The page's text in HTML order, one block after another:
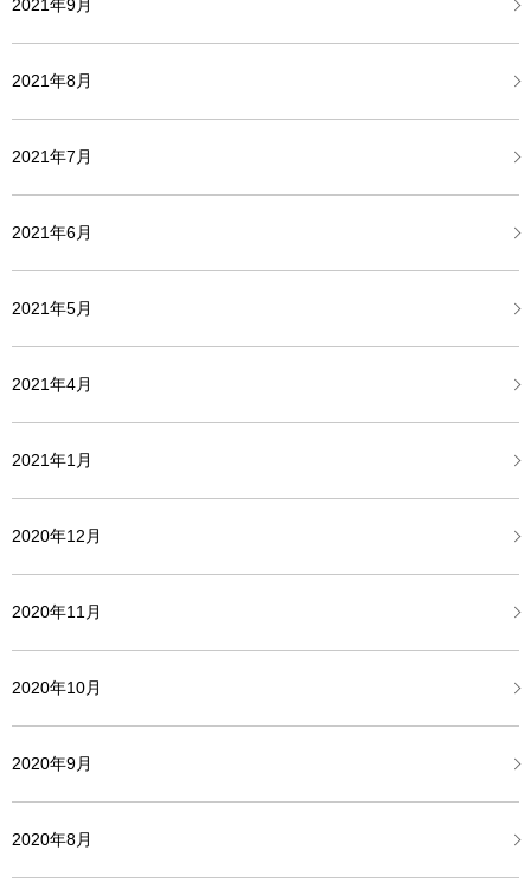
2021年9月
2021年8月
2021年7月
2021年6月
2021年5月
2021年4月
2021年1月
2020年12月
2020年11月
2020年10月
2020年9月
2020年8月